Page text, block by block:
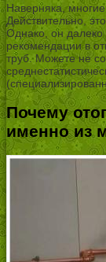
Наверняка,
Действительно,
Однако, он
рекомендации в
труб. Можете не
Почему
именно из